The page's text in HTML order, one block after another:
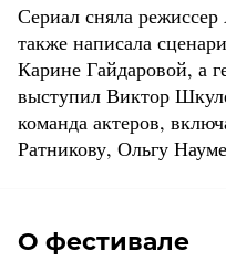
Сериал сняла
также написала
Карине Гайдаровой, а
выступил Виктор
команда актеров,
Ратникову, Ольгу
О фестивале